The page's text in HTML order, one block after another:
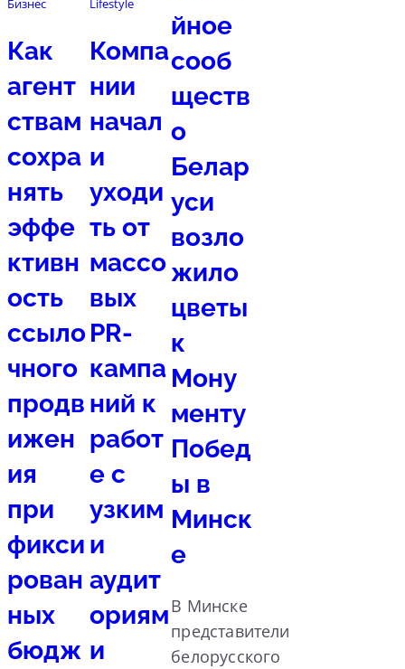
Бизнес
Как
агент
ствам
сохра
нять
эффе
ктивн
ость
ссыло
чного
продв
ижен
ия
при
фикси
рован
ных
бюдж
Lifestyle
Компа
нии
начал
и
уходи
ть от
массо
вых
PR-
кампа
ний к
работ
е с
узким
и
аудит
ориям
и
йное
сооб
ществ
о
Белар
уси
возло
жило
цветы
к
Мону
менту
Побед
ы в
Минск
е
В Минске
представители
белорусского